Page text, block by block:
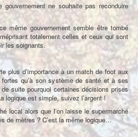
ne souhaite pas reconduire
même gouvernement semble être tombé
totalement celles et ceux qui sont
les soignants.
plus d’importance à un match de foot aux
fortes qu’à son système de santé et à ses
suite pourquoi certaines décisions prises
logique est simple, suivez l’argent !
local alors que l’on laisse le supermarché
de mètres ? C’est la même logique…